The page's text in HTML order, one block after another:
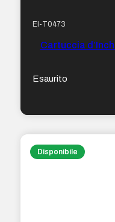
EI-T0473
Cartuccia
Esaurito
Disponibile